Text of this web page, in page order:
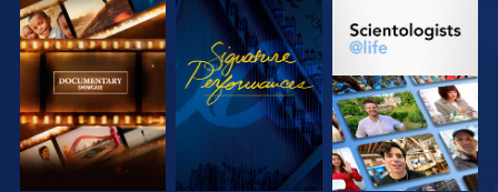
SERIE
ENTDECKEN
ANSEHEN
SERIE